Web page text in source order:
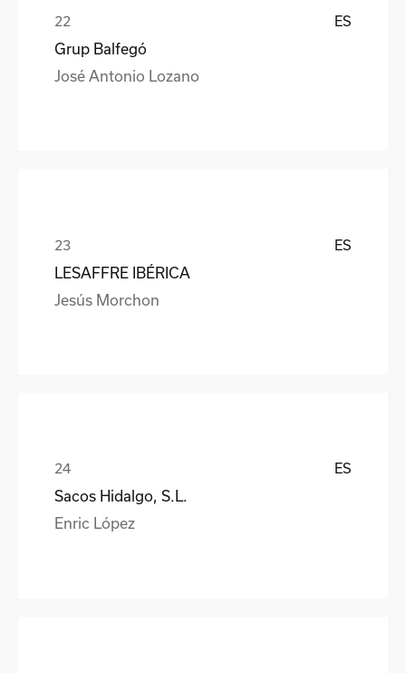
ES
Grup Balfegó
José Antonio Lozano
ES
LESAFFRE IBÉRICA
Jesús Morchon
ES
Sacos Hidalgo, S.L.
Enric López